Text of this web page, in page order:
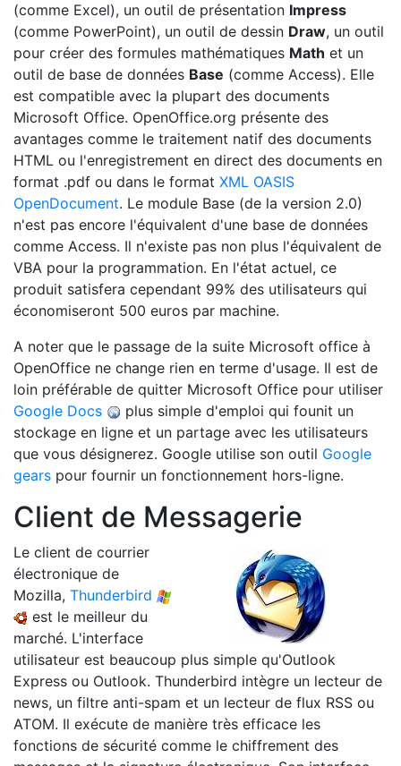
(comme Excel), un outil de présentation Impress
(comme PowerPoint), un outil de dessin Draw, un outil
pour créer des formules mathématiques Math et un
outil de base de données Base (comme Access). Elle
est compatible avec la plupart des documents
Microsoft Office. OpenOffice.org présente des
avantages comme le traitement natif des documents
HTML ou l'enregistrement en direct des documents en
format .pdf ou dans le format XML OASIS
OpenDocument. Le module Base (de la version 2.0)
n'est pas encore l'équivalent d'une base de données
comme Access. Il n'existe pas non plus l'équivalent de
VBA pour la programmation. En l'état actuel, ce
produit satisfera cependant 99% des utilisateurs qui
économiseront 500 euros par machine.
A noter que le passage de la suite Microsoft office à
OpenOffice ne change rien en terme d'usage. Il est de
loin préférable de quitter Microsoft Office pour utiliser
Google Docs
plus simple d'emploi qui founit un
stockage en ligne et un partage avec les utilisateurs
que vous désignerez. Google utilise son outil Google
gears pour fournir un fonctionnement hors-ligne.
Client de Messagerie
Le client de courrier
électronique de
Mozilla, Thunderbird
est le meilleur du
marché. L'interface
utilisateur est beaucoup plus simple qu'Outlook
Express ou Outlook. Thunderbird intègre un lecteur de
news, un filtre anti-spam et un lecteur de flux RSS ou
ATOM. Il exécute de manière très efficace les
fonctions de sécurité comme le chiffrement des